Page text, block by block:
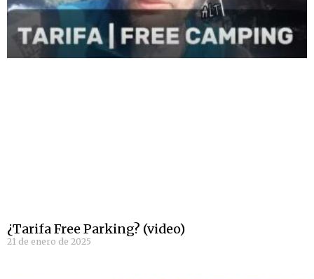
¿Tarifa Free Parking? (video)
21 de enero de 2025